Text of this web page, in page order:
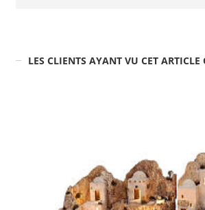
LES CLIENTS AYANT VU CET